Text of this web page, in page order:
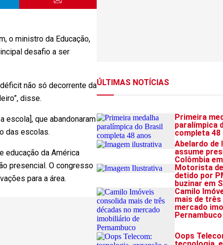
o ministro da Educação,
desafio a ser
não só decorrente da
disse.
escola], que abandonaram
das escolas.
educação da América
presencial. O congresso
para a área.